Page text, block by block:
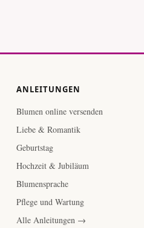
ANLEITUNGEN
Blumen online versenden
Liebe & Romantik
Geburtstag
Hochzeit & Jubiläum
Blumensprache
Pflege und Wartung
Alle Anleitungen →